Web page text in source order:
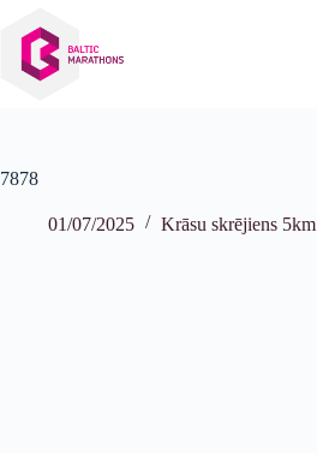
saturu
7878
01/07/2025 Krāsu skrējiens 5km